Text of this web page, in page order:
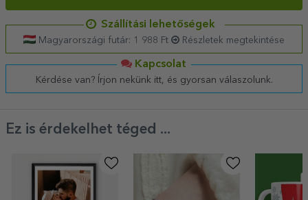
Szállítási lehetőségek
Magyarországi futár: 1 988 Ft Részletek megtekintése
Kapcsolat
Kérdése van? Írjon nekünk itt, és gyorsan válaszolunk.
Ez is érdekelhet téged ...